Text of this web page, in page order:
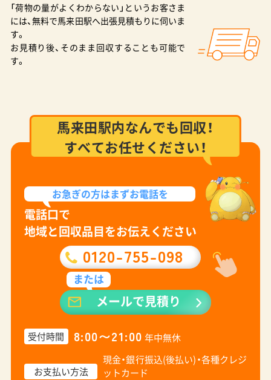
「荷物の量がよくわからない」というお客さま
には、無料で馬来田駅へ出張見積もりに伺いま
す。
お見積り後、そのまま回収することも可能で
す。
馬来田駅内なんでも回収！
すべてお任せください！
お急ぎの方はまずお電話を
電話口で
地域と回収品目をお伝えください
0120-755-098
または
メールで見積り
受付時間 8:00〜21:00 年中無休
お支払い方法
現金・銀行振込(後払い)・各種クレジ
ットカード